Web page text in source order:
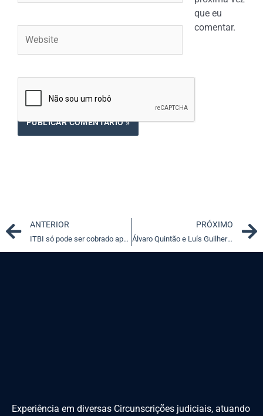
que eu
comentar.
Prev
ANTERIOR
ITBI só pode ser cobrado após registro imobiliário ser efetuado
PRÓXIMO
Álvaro Quintão e Luís Guilherme Vieira serão homenageados no Rio
Experiência em diversas Circunscrições judiciais, atuando